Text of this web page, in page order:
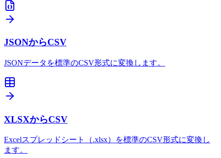
JSONからCSV
JSONデータを標準のCSV形式に変換します。
XLSXからCSV
Excelスプレッドシート（.xlsx）を標準のCSV形式に変換し
ます。